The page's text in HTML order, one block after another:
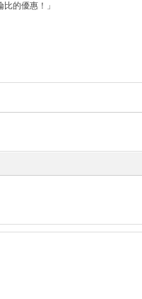
的優惠！」